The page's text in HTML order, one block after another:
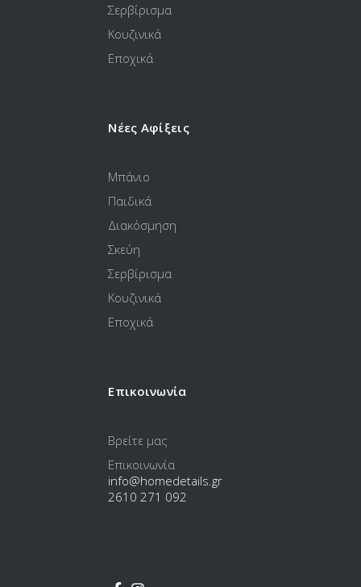
Σερβίρισμα
Κουζινικά
Εποχικά
Νέες Αφίξεις
Μπάνιο
Παιδικά
Διακόσμηση
Σκεύη
Σερβίρισμα
Κουζινικά
Εποχικά
Επικοινωνία
Βρείτε μας
Επικοινωνία
info@homedetails.gr
2610 271 092